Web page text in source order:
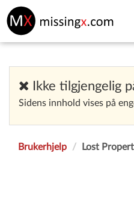
Ikke tilgjengelig
Sidens innhold vises på
Brukerhjelp Lost